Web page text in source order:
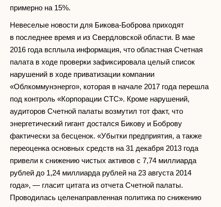
примерно на 15%.
Невеселые новости для Бикова-Боброва приходят
в последнее время и из Свердловской области. В мае
2016 года всплыла информация, что областная Счетная
палата в ходе проверки зафиксировала целый список
нарушений в ходе приватизации компании
«Облкоммунэнерго», которая в начале 2017 года перешла
под контроль «Корпорации СТС». Кроме нарушений,
аудиторов Счетной палаты возмутил тот факт, что
энергетический гигант достался Бикову и Боброву
фактически за бесценок. «Убытки предприятия, а также
переоценка основных средств на 31 декабря 2013 года
привели к снижению чистых активов с 7,74 миллиарда
рублей до 1,24 миллиарда рублей на 23 августа 2014
года», — гласит цитата из отчета Счетной палаты.
Проводилась целенаправленная политика по снижению